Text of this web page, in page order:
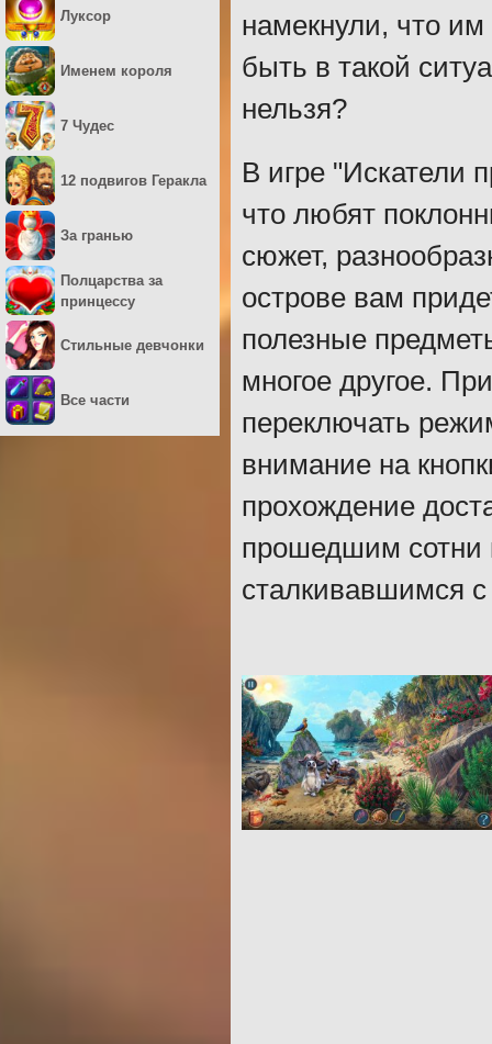
намекнули, что
быть в такой
нельзя?
В игре "Искатели
что любят
сюжет,
острове вам
полезные
многое другое.
переключать
внимание на
прохождение
прошедшим сотни
сталкивавшимся
Луксор
Именем короля
7 Чудес
12 подвигов Геракла
За гранью
Полцарства за
принцессу
Стильные девчонки
Все части